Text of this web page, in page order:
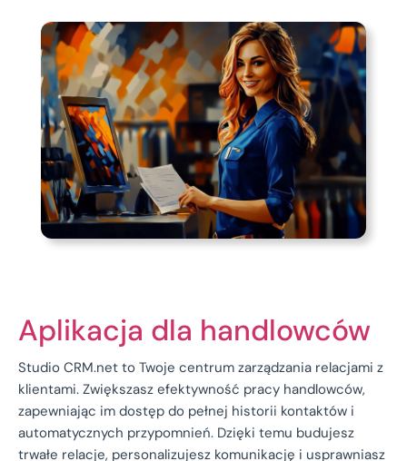
Aplikacja dla handlowców
Studio CRM.net to Twoje centrum zarządzania relacjami z
klientami. Zwiększasz efektywność pracy handlowców,
zapewniając im dostęp do pełnej historii kontaktów i
automatycznych przypomnień. Dzięki temu budujesz
trwałe relacje, personalizujesz komunikację i usprawniasz